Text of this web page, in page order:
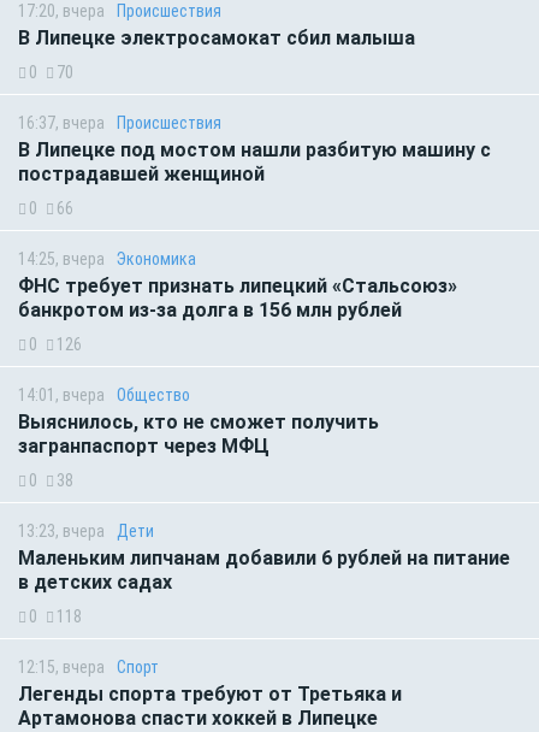
17:20, вчера Происшествия
В Липецке электросамокат сбил малыша
0 70
16:37, вчера Происшествия
В Липецке под мостом нашли разбитую машину с
пострадавшей женщиной
0 66
14:25, вчера Экономика
ФНС требует признать липецкий «Стальсоюз»
банкротом из-за долга в 156 млн рублей
0 126
14:01, вчера Общество
Выяснилось, кто не сможет получить
загранпаспорт через МФЦ
0 38
13:23, вчера Дети
Маленьким липчанам добавили 6 рублей на питание
в детских садах
0 118
12:15, вчера Спорт
Легенды спорта требуют от Третьяка и
Артамонова спасти хоккей в Липецке